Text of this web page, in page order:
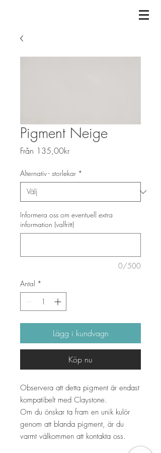
Pigment Neige
Från 135,00krReapris
Alternativ - storlekar *
Informera oss om eventuell extra
information (valfritt)
0/500
Antal *
Lägg i kundvagn
Köp nu
Observera att detta pigment är endast
kompatibelt med Claystone.
Om du önskar ta fram en unik kulör
genom att blanda pigment, är du
varmt välkommen att kontakta oss.